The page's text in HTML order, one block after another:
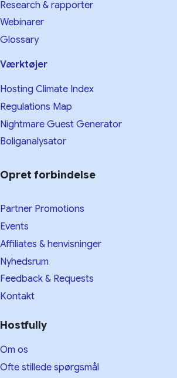
Research & rapporter
Webinarer
Glossary
Værktøjer
Hosting Climate Index
Regulations Map
Nightmare Guest Generator
Boliganalysator
Opret forbindelse
Partner Promotions
Events
Affiliates & henvisninger
Nyhedsrum
Feedback & Requests
Kontakt
Hostfully
Om os
Ofte stillede spørgsmål